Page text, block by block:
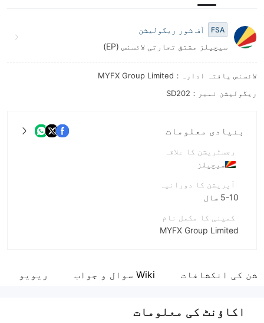
FSA
آف شور ریگولیشن
سیچیلز مشتق تجارتی لائسنس (EP)
لائسنس یافتہ ادارہ：MYFX Group Limited
ریگولیشن نمبر：SD202
بنیادی معلومات
رجسٹریشن کا علاقہ
سیچیلز
آپریشن کا دورانیہ
5-10 سال
کمپنی کا مکمل نام
MYFX Group Limited
انٹرپرائز ملازم
کی انکشافات Wiki سوال و جواب ریویو
اکاؤنٹ کی معلومات